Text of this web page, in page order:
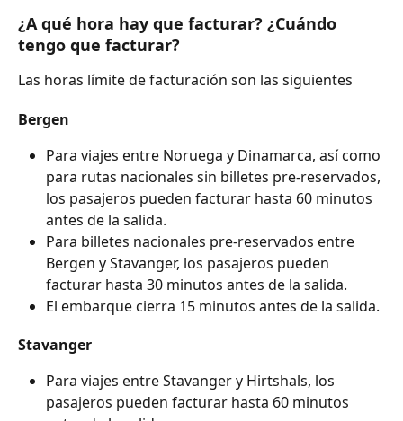
¿A qué hora hay que facturar? ¿Cuándo
tengo que facturar?
Las horas límite de facturación son las siguientes
Bergen
Para viajes entre Noruega y Dinamarca, así como
para rutas nacionales sin billetes pre-reservados,
los pasajeros pueden facturar hasta 60 minutos
antes de la salida.
Para billetes nacionales pre-reservados entre
Bergen y Stavanger, los pasajeros pueden
facturar hasta 30 minutos antes de la salida.
El embarque cierra 15 minutos antes de la salida.
Stavanger
Para viajes entre Stavanger y Hirtshals, los
pasajeros pueden facturar hasta 60 minutos